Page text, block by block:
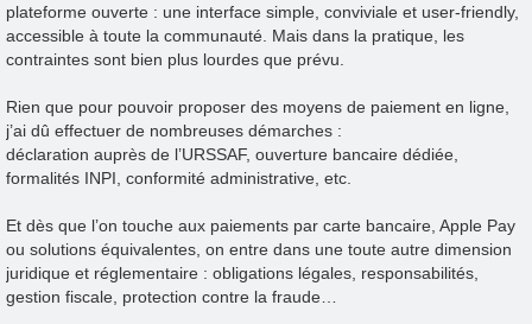
plateforme ouverte : une interface simple, conviviale et user-friendly,
accessible à toute la communauté. Mais dans la pratique, les
contraintes sont bien plus lourdes que prévu.
Rien que pour pouvoir proposer des moyens de paiement en ligne,
j’ai dû effectuer de nombreuses démarches :
déclaration auprès de l’URSSAF, ouverture bancaire dédiée,
formalités INPI, conformité administrative, etc.
Et dès que l’on touche aux paiements par carte bancaire, Apple Pay
ou solutions équivalentes, on entre dans une toute autre dimension
juridique et réglementaire : obligations légales, responsabilités,
gestion fiscale, protection contre la fraude…